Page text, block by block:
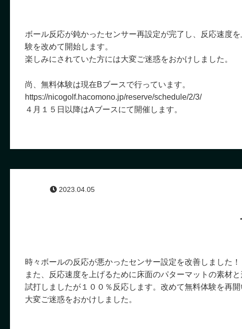
ボール反応が鈍かったセンサー再設定が完了し、反応速度
験を改めて開始します。
楽しみにされていた方には大変ご迷惑をおかけしました。
尚、無料体験は現在Bブースで行っています。
https://nicogolf.hacomono.jp/reserve/schedule/2/3/
４月１５日以降はAブースにて開催します。
2023.04.05
時々ボールの反応が悪かったセンサー設定を改善しました！
また、反応速度を上げるために床面のパターマットの素材と
試打しましたが１００％反応します。改めて無料体験を再開
大変ご迷惑をおかけしました。